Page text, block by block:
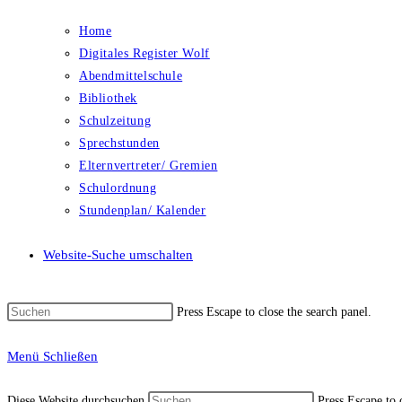
Home
Digitales Register Wolf
Abendmittelschule
Bibliothek
Schulzeitung
Sprechstunden
Elternvertreter/ Gremien
Schulordnung
Stundenplan/ Kalender
Website-Suche umschalten
Press Escape to close the search panel.
Menü Schließen